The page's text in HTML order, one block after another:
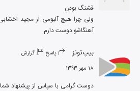
آهنگاشو دوست دارم
بیپ‌تونز پاسخ گزارش
۱۸ مهر ۱۳۹۳